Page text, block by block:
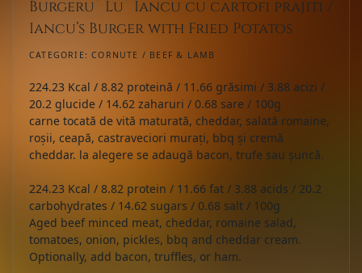
Burgeru` Lu` Iancu cu cartofi prajiti /
Iancu’s Burger with Fried Potatos
CATEGORIE:CORNUTE / BEEF & LAMB
224.23 Kcal / 8.82 proteină / 11.66 grăsimi / 3.88 acizi /
20.2 glucide / 14.62 zaharuri / 0.68 sare / 100g
carne tocată de vită maturată, cheddar, salată romaine,
roșii, ceapă, castraveciori murați, bbq și cremă
cheddar. la alegere se adaugă bacon, trufe sau șuncă.
224.23 Kcal / 8.82 protein / 11.66 fat / 3.88 acids / 20.2
carbohydrates / 14.62 sugars / 0.68 salt / 100g
Aged beef minced meat, cheddar, romaine salad,
tomatoes, onion, pickles, bbq and cheddar cream.
Optionally, add bacon, truffles, or ham.